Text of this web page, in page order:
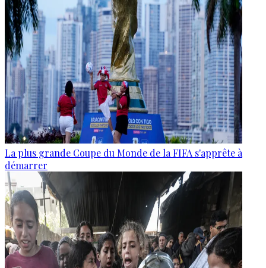
La plus grande Coupe du Monde de la FIFA s'apprête à
démarrer